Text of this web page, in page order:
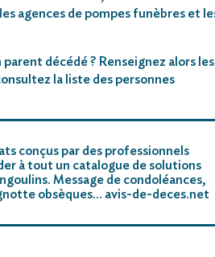
agences de pompes funèbres et
parent décédé ? Renseignez alors les
la liste des personnes
conçus par des professionnels
à tout un catalogue de solutions
Message de condoléances,
obsèques… avis-de-deces.net